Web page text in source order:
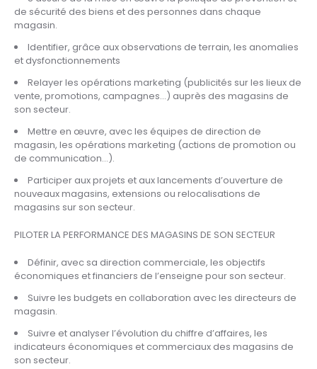
de sécurité des biens et des personnes dans chaque
magasin.
Identifier, grâce aux observations de terrain, les anomalies
et dysfonctionnements
Relayer les opérations marketing (publicités sur les lieux de
vente, promotions, campagnes…) auprès des magasins de
son secteur.
Mettre en œuvre, avec les équipes de direction de
magasin, les opérations marketing (actions de promotion ou
de communication…).
Participer aux projets et aux lancements d’ouverture de
nouveaux magasins, extensions ou relocalisations de
magasins sur son secteur.
PILOTER LA PERFORMANCE DES MAGASINS DE SON SECTEUR
Définir, avec sa direction commerciale, les objectifs
économiques et financiers de l’enseigne pour son secteur.
Suivre les budgets en collaboration avec les directeurs de
magasin.
Suivre et analyser l’évolution du chiffre d’affaires, les
indicateurs économiques et commerciaux des magasins de
son secteur.